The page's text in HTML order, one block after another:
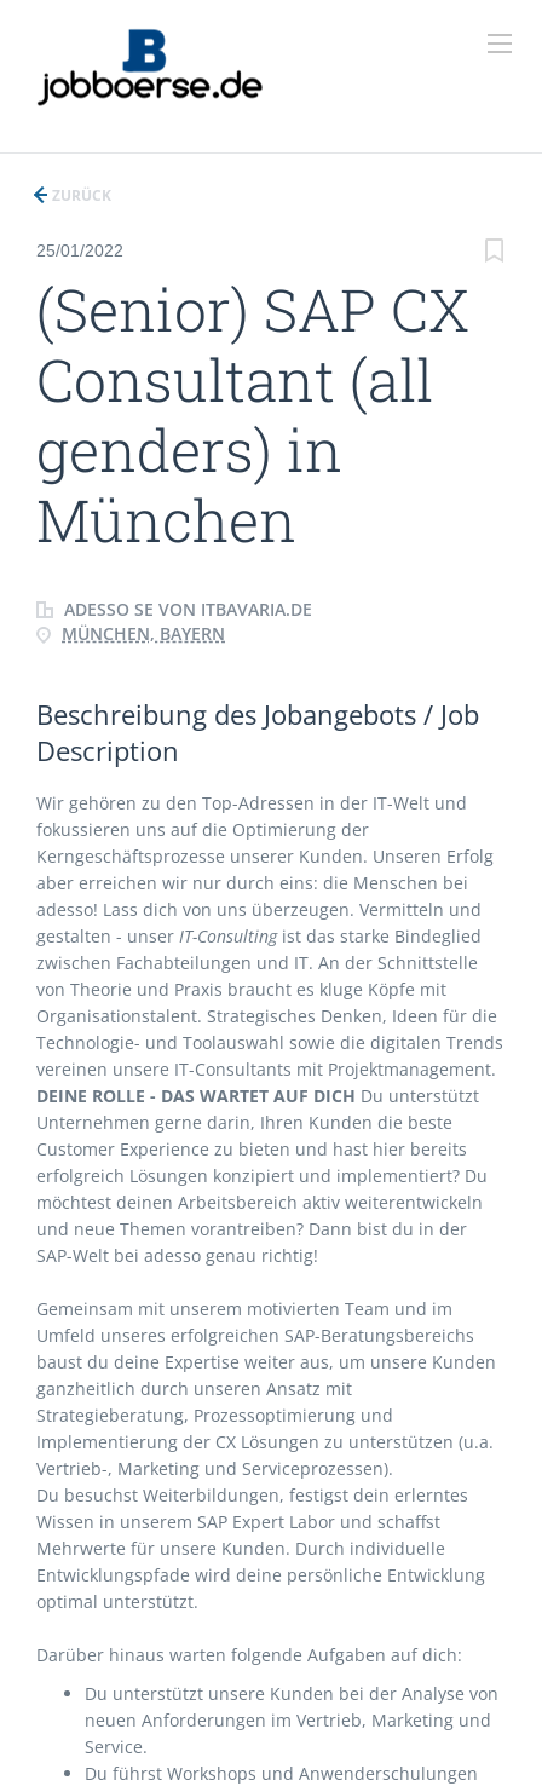
ZURÜCK
25/01/2022
(Senior) SAP CX
Consultant (all
genders) in
München
ADESSO SE VON ITBAVARIA.DE
MÜNCHEN, BAYERN
Beschreibung des Jobangebots / Job
Description
Wir gehören zu den Top-Adressen in der IT-Welt und
fokussieren uns auf die Optimierung der
Kerngeschäftsprozesse unserer Kunden. Unseren Erfolg
aber erreichen wir nur durch eins: die Menschen bei
adesso! Lass dich von uns überzeugen. Vermitteln und
gestalten - unser IT-Consultingist das starke Bindeglied
zwischen Fachabteilungen und IT. An der Schnittstelle
von Theorie und Praxis braucht es kluge Köpfe mit
Organisationstalent. Strategisches Denken, Ideen für die
Technologie- und Toolauswahl sowie die digitalen Trends
vereinen unsere IT-Consultants mit Projektmanagement.
DEINE ROLLE - DAS WARTET AUF DICH Du unterstützt
Unternehmen gerne darin, Ihren Kunden die beste
Customer Experience zu bieten und hast hier bereits
erfolgreich Lösungen konzipiert und implementiert? Du
möchtest deinen Arbeitsbereich aktiv weiterentwickeln
und neue Themen vorantreiben? Dann bist du in der
SAP-Welt bei adesso genau richtig!
Gemeinsam mit unserem motivierten Team und im
Umfeld unseres erfolgreichen SAP-Beratungsbereichs
baust du deine Expertise weiter aus, um unsere Kunden
ganzheitlich durch unseren Ansatz mit
Strategieberatung, Prozessoptimierung und
Implementierung der CX Lösungen zu unterstützen (u.a.
Vertrieb-, Marketing und Serviceprozessen).
Du besuchst Weiterbildungen, festigst dein erlerntes
Wissen in unserem SAP Expert Labor und schaffst
Mehrwerte für unsere Kunden. Durch individuelle
Entwicklungspfade wird deine persönliche Entwicklung
optimal unterstützt.
Darüber hinaus warten folgende Aufgaben auf dich:
Du unterstützt unsere Kunden bei der Analyse von
neuen Anforderungen im Vertrieb, Marketing und
Service.
Du führst Workshops und Anwenderschulungen